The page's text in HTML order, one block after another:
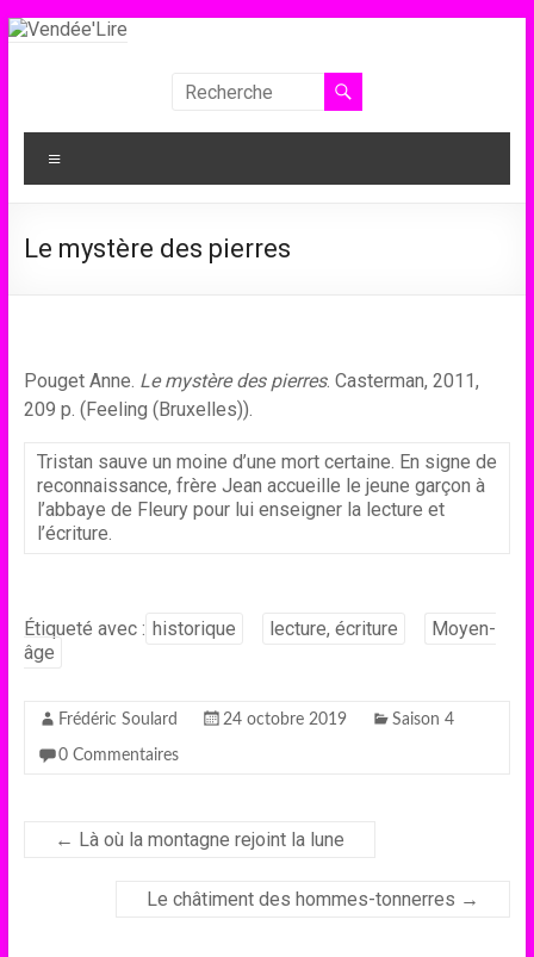
Aller
Vendée'Lire
Le
prix
collégiens
Le mystère des pierres
Pouget Anne. Le mystère des pierres. Casterman, 2011,
209 p. (Feeling (Bruxelles)).
Tristan sauve un moine d’une mort certaine. En signe de
reconnaissance, frère Jean accueille le jeune garçon à
l’abbaye de Fleury pour lui enseigner la lecture et
l’écriture.
Étiqueté avec : historique lecture, écriture
Moyen-
âge
Frédéric Soulard 24 octobre 2019 Saison 4
0 Commentaires
← Là où la montagne rejoint la lune
Le châtiment des hommes-tonnerres →